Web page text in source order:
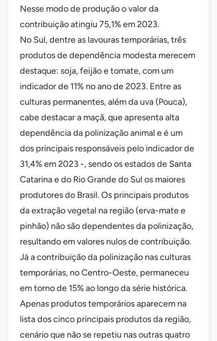
Nesse modo de produção o valor da
contribuição atingiu 75,1% em 2023.
No Sul, dentre as lavouras temporárias, três
produtos de dependência modesta merecem
destaque: soja, feijão e tomate, com um
indicador de 11% no ano de 2023. Entre as
culturas permanentes, além da uva (Pouca),
cabe destacar a maçã, que apresenta alta
dependência da polinização animal e é um
dos principais responsáveis pelo indicador de
31,4% em 2023 -, sendo os estados de Santa
Catarina e do Rio Grande do Sul os maiores
produtores do Brasil. Os principais produtos
da extração vegetal na região (erva-mate e
pinhão) não são dependentes da polinização,
resultando em valores nulos de contribuição.
Já a contribuição da polinização nas culturas
temporárias, no Centro-Oeste, permaneceu
em torno de 15% ao longo da série histórica.
Apenas produtos temporários aparecem na
lista dos cinco principais produtos da região,
cenário que não se repetiu nas outras quatro